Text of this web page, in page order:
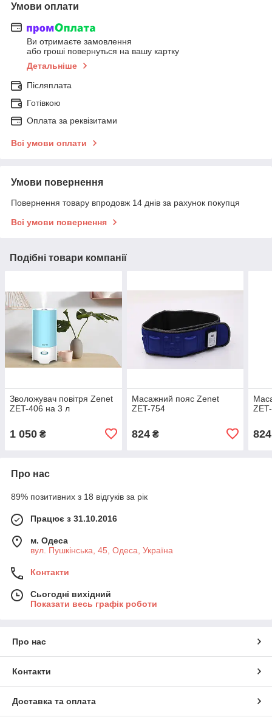
Умови оплати
Ви отримаєте замовлення
або гроші повернуться на вашу картку
Детальніше
Післяплата
Готівкою
Оплата за реквізитами
Всі умови оплати
Умови повернення
Повернення товару впродовж 14 днів за рахунок покупця
Всі умови повернення
Подібні товари компанії
Зволожувач повітря Zenet
ZET-406 на 3 л
1 050 ₴
Масажний пояс Zenet
ZET-754
824₴ 824
Про нас
89% позитивних з 18 відгуків за рік
Працює з 31.10.2016
м. Одеса
вул. Пушкінська, 45, Одеса, Україна
Контакти
Сьогодні вихідний
Показати весь графік роботи
Про нас
Контакти
Доставка та оплата